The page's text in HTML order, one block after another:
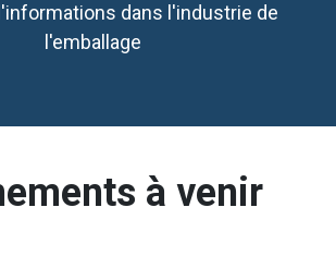
dans l'industrie de
l'emballage
à venir